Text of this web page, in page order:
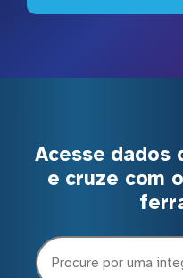
Acesse dados
e cruze com